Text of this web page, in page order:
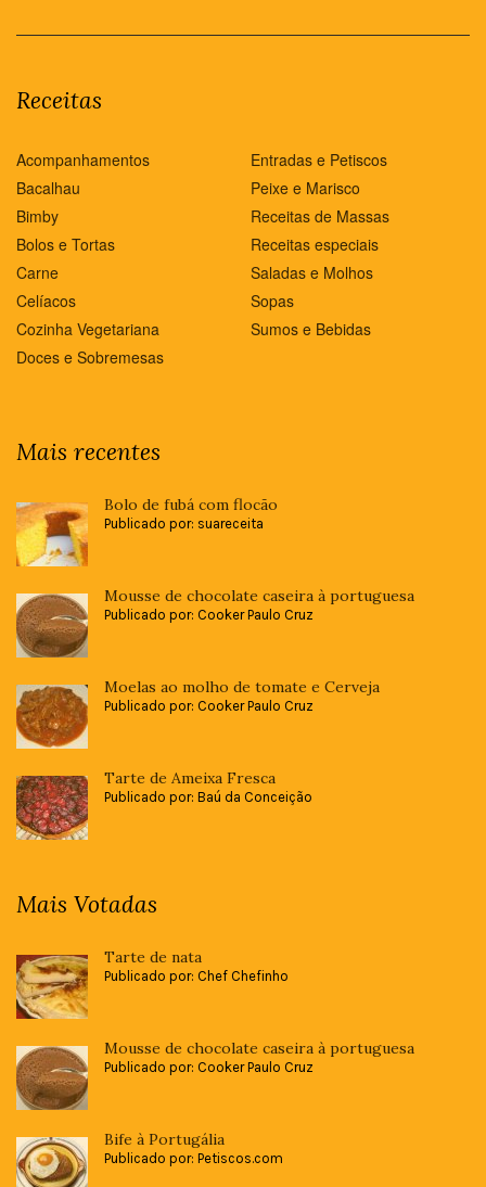
Receitas
Acompanhamentos
Bacalhau
Bimby
Bolos e Tortas
Carne
Celíacos
Cozinha Vegetariana
Doces e Sobremesas
Entradas e Petiscos
Peixe e Marisco
Receitas de Massas
Receitas especiais
Saladas e Molhos
Sopas
Sumos e Bebidas
Mais recentes
Bolo de fubá com flocão
Publicado por: suareceita
Mousse de chocolate caseira à portuguesa
Publicado por: Cooker Paulo Cruz
Moelas ao molho de tomate e Cerveja
Publicado por: Cooker Paulo Cruz
Tarte de Ameixa Fresca
Publicado por: Baú da Conceição
Mais Votadas
Tarte de nata
Publicado por: Chef Chefinho
Mousse de chocolate caseira à portuguesa
Publicado por: Cooker Paulo Cruz
Bife à Portugália
Publicado por: Petiscos.com